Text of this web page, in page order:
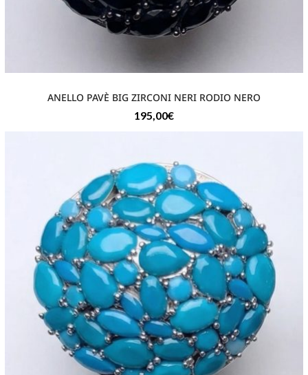
ANELLO PAVÈ BIG ZIRCONI NERI RODIO NERO
195,00€